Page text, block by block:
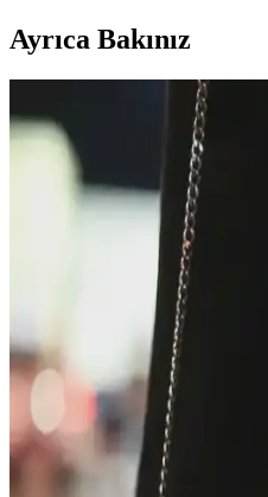
Ayrıca Bakınız
30'lu Yaşlardaki Anneler
Fonksiyonellik Dengesinde
30'lu yaşlardaki anneler için el
dayanıklılık ve fonksiyonelliği
hayatın ihtiyaçlarına cevap
Dooney & Bourke Janine
Tasarımı ve Piyasa
Dooney & Bourke Janine çantası,
tasarımıyla günlük kullanım ve
piyasasında uygun fiyatlı,
Çocukça Bulunan Çanta
Algısının Sosyal ve